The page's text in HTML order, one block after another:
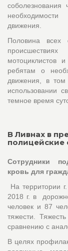
движения.
Половина всех
мотоциклистов
ребятам о
движения, в том
использовании
темное время
В Ливнах в
полицейские
Сотрудники
кровь для
На территории
2018 г. в
человек и 87
тяжести.
сравнению с
В целях